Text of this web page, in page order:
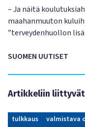
– Ja näitä
maahanmuuton
”terveydenhuollon
SUOMEN UUTISET
Artikkeliin
tulkkaus valmistava